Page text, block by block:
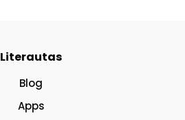
Literautas
Blog
Apps